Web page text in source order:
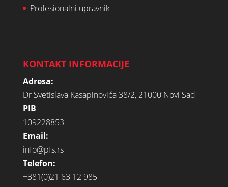
Profesionalni upravnik
KONTAKT INFORMACIJE
Adresa:
Dr Svetislava Kasapinovića 38/2, 21000 Novi Sad
PIB
109228853
Email:
info@pfs.rs
Telefon:
+381(0)21 63 12 985